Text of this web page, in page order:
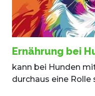
Ernährung bei
kann bei Hunden
durchaus eine Rolle